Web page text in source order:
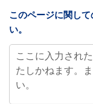
このページに関し
い。